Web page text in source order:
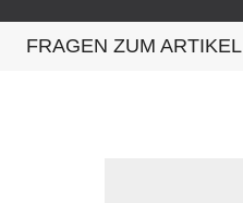
FRAGEN ZUM ARTIKEL